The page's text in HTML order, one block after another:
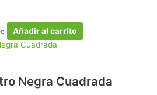
Añadir al carrito
Negra Cuadrada